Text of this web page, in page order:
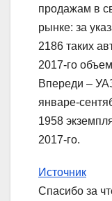
продажам в
рынке: за
2186 таких
2017-го
Впереди –
январе-
1958
2017-го.
Источник
Спасибо за